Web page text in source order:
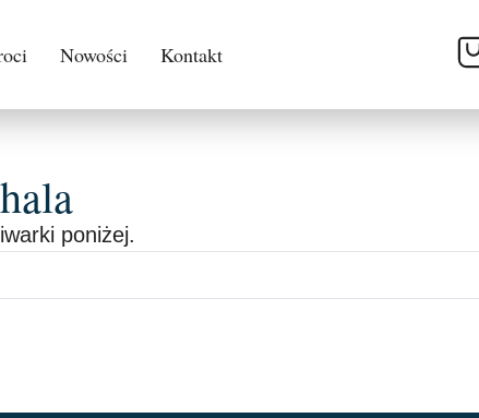
Nowości Kontakt
poniżej.